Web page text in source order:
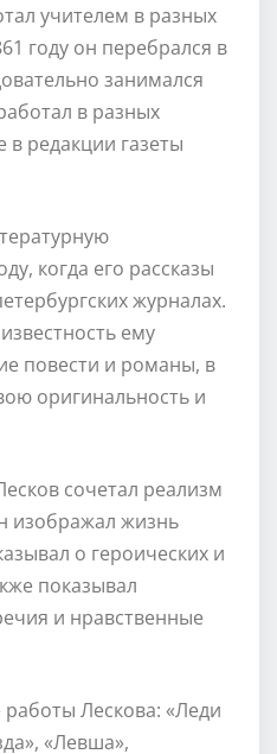
учителем в разных
году он перебрался в
занимался
в разных
в редакции газеты
когда его рассказы
журналах.
ему
повести и романы, в
оригинальность и
сочетал реализм
изображал жизнь
о героических и
показывал
и нравственные
Лескова: «Леди
«Левша»,